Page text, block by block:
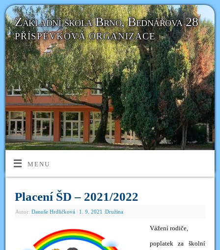
Základní škola Brno, Bednářova 28
PŘÍSPĚVKOVÁ ORGANIZACE
MENU
Placení ŠD – 2021/2022
Autor:Danuše Hrdličková 1. 9. 2021 |Družina
Vážení rodiče,
poplatek za školní